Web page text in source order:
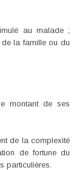
au malade ;
la famille ou du
montant de ses
de la complexité
de fortune du
particulières.